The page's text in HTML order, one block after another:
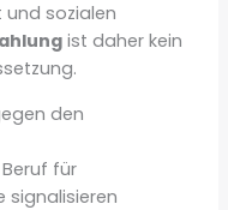
und sozialen
ist daher kein
den
für
signalisieren